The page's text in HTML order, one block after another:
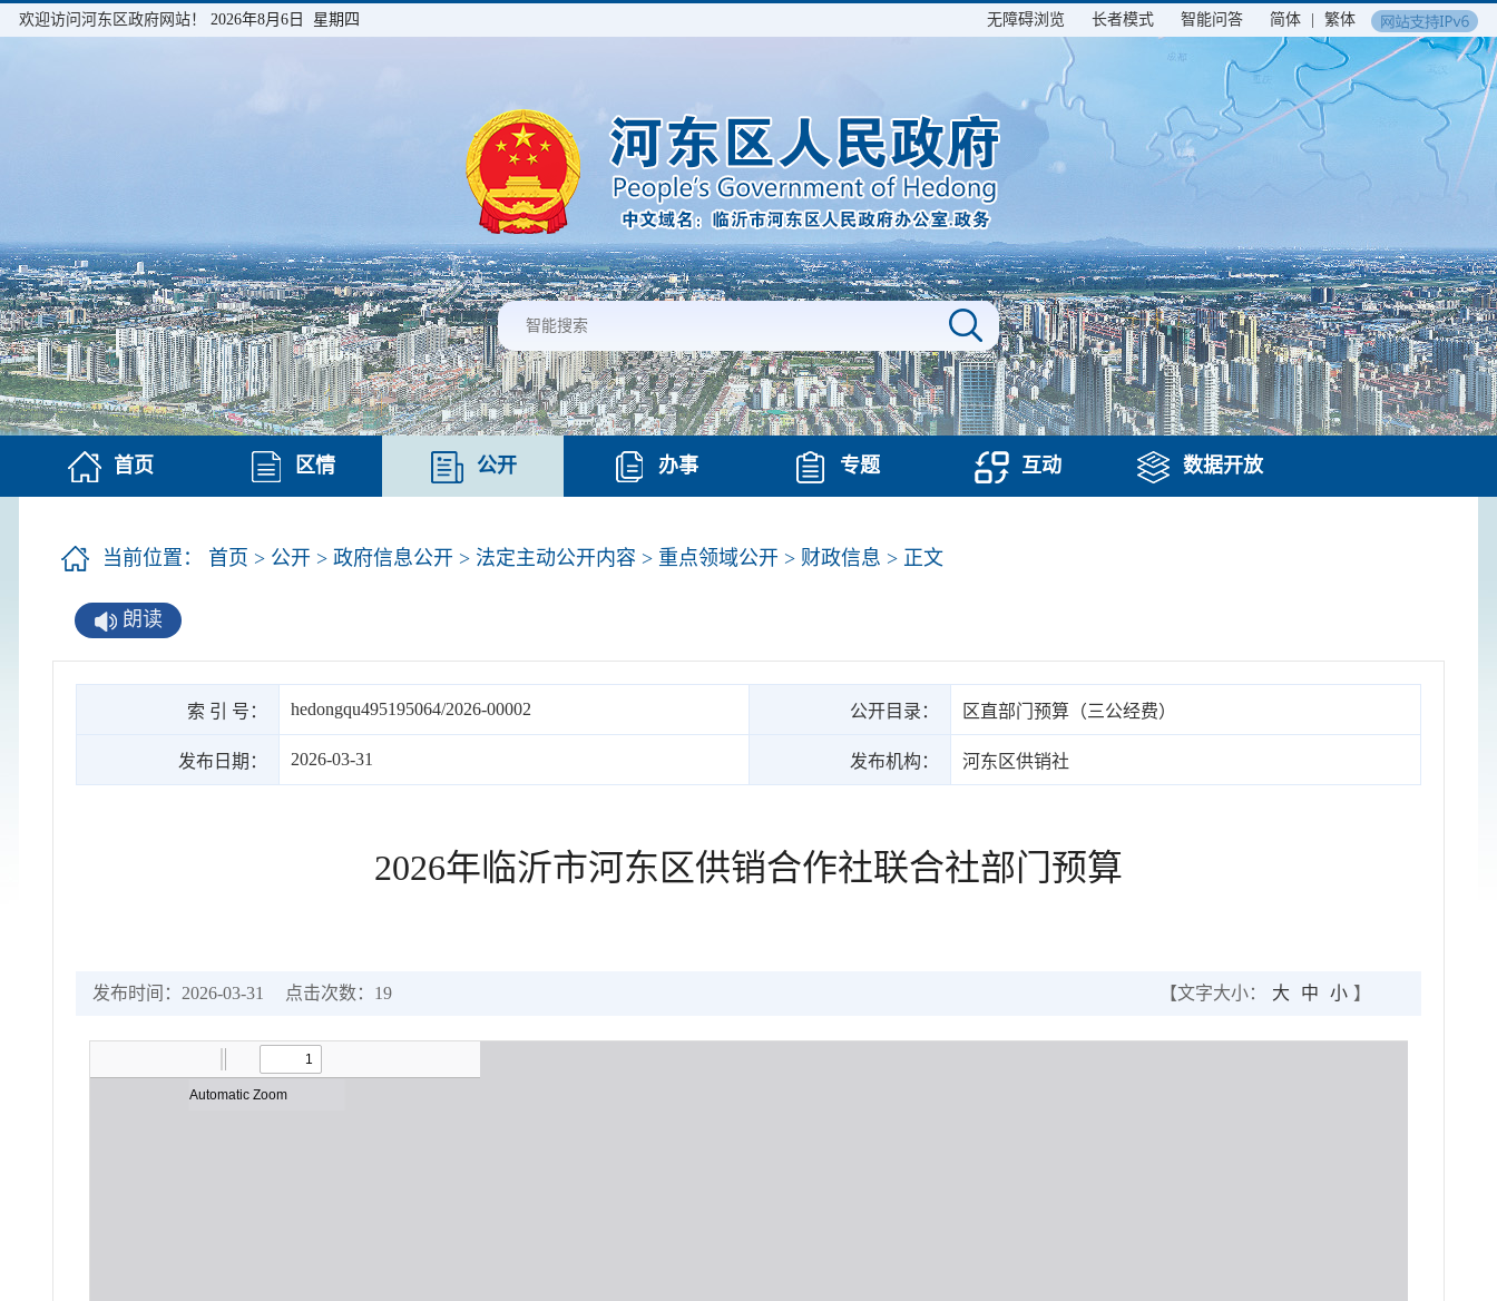
欢迎访问河东区政府网站！ 2026年8月6日 星期四 无障碍浏览 长者模式 智能问答 简体 繁体
首页 区情 公开 办事 专题 互动 数据开放
当前位置： 首页 > 公开 > 政府信息公开 > 法定主动公开内容 > 重点领域公开 > 财政信息 > 正文
朗读
索 引 号： hedongqu495195064/2026-00002 公开目录： 区直部门预算（三公经费）
发布日期： 2026-03-31 发布机构： 河东区供销社
2026年临沂市河东区供销合作社联合社部门预算
发布时间：2026-03-31 点击次数： 19 【文字大小： 大 中 小 】